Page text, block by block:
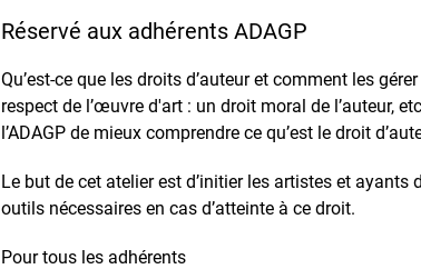
Réservé aux adhérents ADAGP
Qu’est-ce que les droits d’auteur et comment les
respect de l’œuvre d'art : un droit moral de l’auteur,
l’ADAGP de mieux comprendre ce qu’est le droit
Le but de cet atelier est d’initier les artistes et
outils nécessaires en cas d’atteinte à ce droit.
Pour tous les adhérents